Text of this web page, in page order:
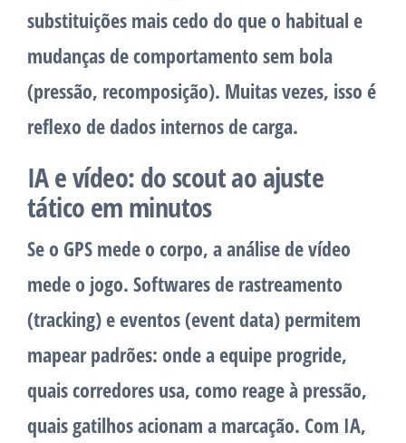
substituições mais cedo do que o habitual e
mudanças de comportamento sem bola
(pressão, recomposição). Muitas vezes, isso é
reflexo de dados internos de carga.
IA e vídeo: do scout ao ajuste
tático em minutos
Se o GPS mede o corpo, a análise de vídeo
mede o jogo. Softwares de rastreamento
(tracking) e eventos (event data) permitem
mapear padrões: onde a equipe progride,
quais corredores usa, como reage à pressão,
quais gatilhos acionam a marcação. Com IA,